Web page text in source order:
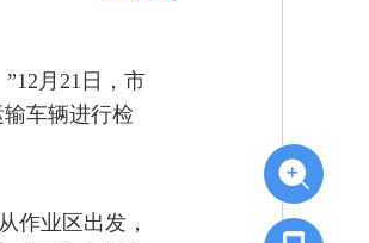
月21日，市
车辆进行检
作业区出发，